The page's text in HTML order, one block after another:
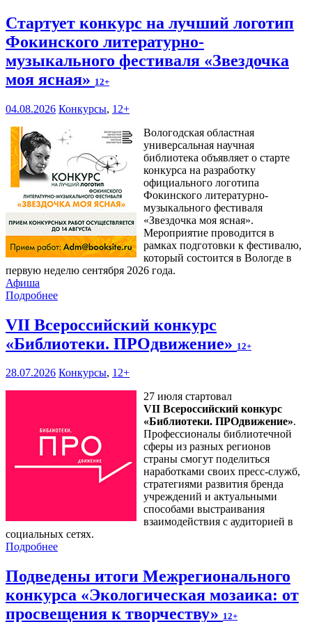
Стартует конкурс на лучший логотип
Фокинского литературно-
музыкального фестиваля «Звездочка
моя ясная» 12+
04.08.2026 Конкурсы, 12+
Вологодская областная
универсальная научная
библиотека объявляет о старте
конкурса на разработку
официального логотипа
Фокинского литературно-
музыкального фестиваля
«Звездочка моя ясная».
Мероприятие проводится в
рамках подготовки к фестивалю,
который состоится в Вологде в
первую неделю сентября 2026 года.
Афиша
Подробнее
VII Всероссийский конкурс
«Библиотеки. ПРОдвижение» 12+
28.07.2026 Конкурсы, 12+
27 июля стартовал
VII Всероссийский конкурс
«Библиотеки. ПРОдвижение».
Профессионалы библиотечной
сферы из разных регионов
страны смогут поделиться
наработками своих пресс-служб,
стратегиями развития бренда
учреждений и актуальными
способами выстраивания
взаимодействия с аудиторией в
социальных сетях.
Подробнее
Подведены итоги Межрегионального
конкурса «Экологическая мозаика: от
просвещения к творчеству» 12+